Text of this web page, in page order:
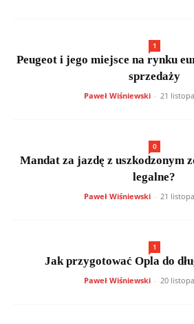
1
Peugeot i jego miejsce na rynku
sprzedaży
Paweł Wiśniewski - 21
0
Mandat za jazdę z uszkodzonym
legalne?
Paweł Wiśniewski - 21
1
Jak przygotować Opla do
Paweł Wiśniewski - 20